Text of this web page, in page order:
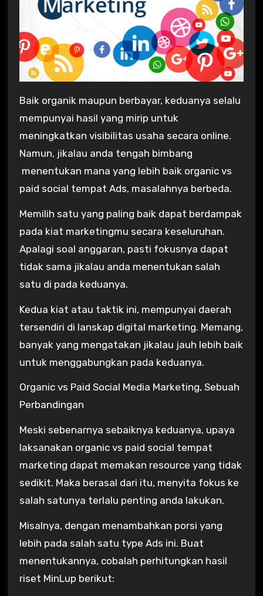
Baik organik maupun berbayar, keduanya selalu
mempunyai hasil yang mirip untuk
meningkatkan visibilitas usaha secara online.
Namun, jikalau anda tengah bimbang
menentukan mana yang lebih baik organic vs
paid social tempat Ads, masalahnya berbeda.
Memilih satu yang paling baik dapat berdampak
pada kiat marketingmu secara keseluruhan.
Apalagi soal anggaran, pasti fokusnya dapat
tidak sama jikalau anda menentukan salah
satu di pada keduanya.
Kedua kiat atau taktik ini, mempunyai daerah
tersendiri di lanskap digital marketing. Memang,
banyak yang mengatakan jikalau jauh lebih baik
untuk menggabungkan pada keduanya.
Organic vs Paid Social Media Marketing, Sebuah
Perbandingan
Meski sebenarnya sebaiknya keduanya, upaya
laksanakan organic vs paid social tempat
marketing dapat memakan resource yang tidak
sedikit. Maka berasal dari itu, menyita fokus ke
salah satunya terlalu penting anda lakukan.
Misalnya, dengan menambahkan porsi yang
lebih pada salah satu type Ads ini. Buat
menentukannya, cobalah perhitungkan hasil
riset MinLup berikut: